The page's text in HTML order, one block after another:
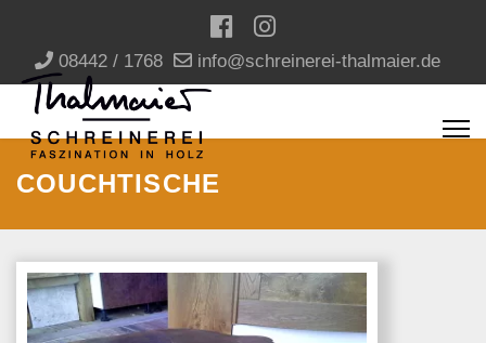
08442 / 1768 info@schreinerei-thalmaier.de
COUCHTISCHE